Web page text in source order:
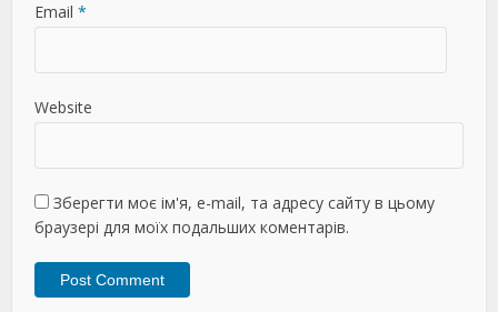
Email *
Website
Зберегти моє ім'я, e-mail, та адресу сайту в цьому
браузері для моїх подальших коментарів.